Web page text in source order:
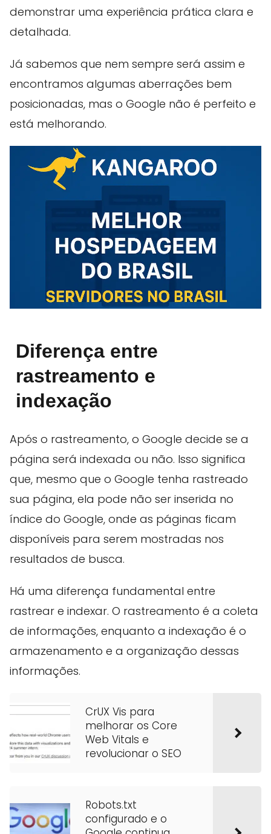
demonstrar uma experiência prática clara e
detalhada.
Já sabemos que nem sempre será assim e
encontramos algumas aberrações bem
posicionadas, mas o Google não é perfeito e
está melhorando.
Diferença entre
rastreamento e
indexação
Após o rastreamento, o Google decide se a
página será indexada ou não. Isso significa
que, mesmo que o Google tenha rastreado
sua página, ela pode não ser inserida no
índice do Google, onde as páginas ficam
disponíveis para serem mostradas nos
resultados de busca.
Há uma diferença fundamental entre
rastrear e indexar. O rastreamento é a coleta
de informações, enquanto a indexação é o
armazenamento e a organização dessas
informações.
CrUX Vis para
melhorar os Core
Web Vitals e
revolucionar o SEO
Robots.txt
configurado e o